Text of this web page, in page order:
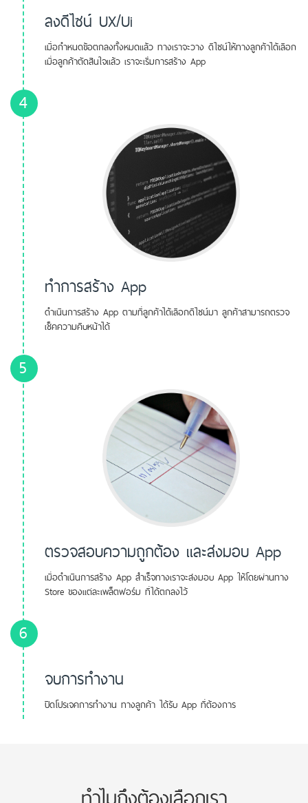
ลงดีไซน์ UX/Ui
เมื่อกำหนดข้อตกลงทั้งหมดแล้ว ทางเราจะวาง ดีไซน์ให้ทางลูกค้าได้เลือก
เมื่อลูกค้าตัดสินใจแล้ว เราจะเริ่มการสร้าง App
4
ทำการสร้าง App
ดำเนินการสร้าง App ตามที่ลูกค้าได้เลือกดีไซน์มา ลูกค้าสามารถตรวจ
เช็คความคืบหน้าได้
5
ตรวจสอบความถูกต้อง และส่งมอบ App
เมื่อดำเนินการสร้าง App สำเร็จทางเราจะส่งมอบ App ให้โดยผ่านทาง
Store ของแต่ละเพล็ตฟอร์ม ที่ได้ตกลงไว้
6
จบการทำงาน
ปิดโปรเจคการทำงาน ทางลูกค้า ได้รับ App ที่ต้องการ